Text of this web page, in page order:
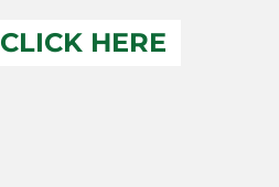
CLICK HERE